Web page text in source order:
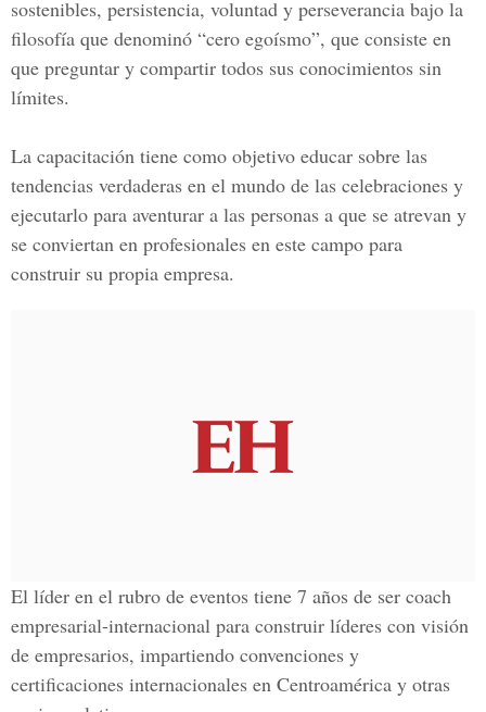
sostenibles, persistencia, voluntad y perseverancia bajo la
filosofía que denominó “cero egoísmo”, que consiste en
que preguntar y compartir todos sus conocimientos sin
límites.
La capacitación tiene como objetivo educar sobre las
tendencias verdaderas en el mundo de las celebraciones y
ejecutarlo para aventurar a las personas a que se atrevan y
se conviertan en profesionales en este campo para
construir su propia empresa.
El líder en el rubro de eventos tiene 7 años de ser coach
empresarial-internacional para construir líderes con visión
de empresarios, impartiendo convenciones y
certificaciones internacionales en Centroamérica y otras